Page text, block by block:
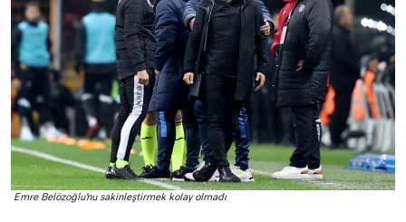
Emre Belözoğlu’nu sakinleştirmek kolay olmadı